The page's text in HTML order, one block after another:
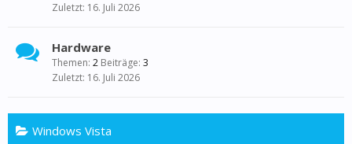
16. Juli 2026
Hardware
Themen: 2 Beiträge: 3
16. Juli 2026
Windows Vista